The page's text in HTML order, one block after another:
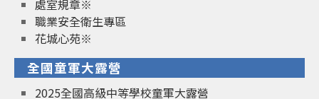
處室規章※
職業安全衛生專區
花城心苑※
全國童軍大露營
2025全國高級中等學校童軍大露營